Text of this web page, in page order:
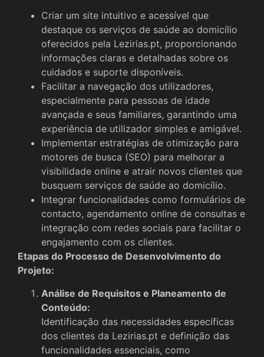
Criar um site intuitivo e acessível que
destaque os serviços de saúde ao domicílio
oferecidos pela Lezirias.pt, proporcionando
informações claras e detalhadas sobre os
cuidados e suporte disponíveis.
Facilitar a navegação dos utilizadores,
especialmente para pessoas de idade
avançada e seus familiares, garantindo uma
experiência de utilizador simples e amigável.
Implementar estratégias de otimização para
motores de busca (SEO) para melhorar a
visibilidade online e atrair novos clientes que
busquem serviços de saúde ao domicílio.
Integrar funcionalidades como formulários de
contacto, agendamento online de consultas e
integração com redes sociais para facilitar o
engajamento com os clientes.
Etapas do Processo de Desenvolvimento do
Projeto:
Análise de Requisitos e Planeamento de
Conteúdo:
Identificação das necessidades específicas
dos clientes da Lezirias.pt e definição das
funcionalidades essenciais, como